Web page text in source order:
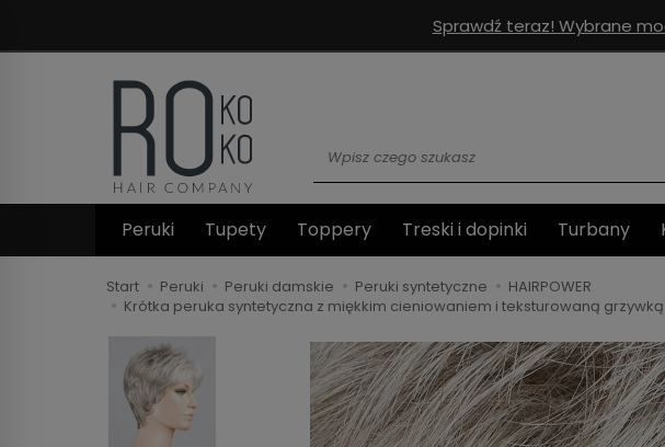
Sprawdź teraz! Wybrane
Peruki Tupety Toppery Treski i dopinki Turbany
Start Peruki Peruki damskie Peruki syntetyczne
HAIRPOWER
Krótka peruka syntetyczna z miękkim cieniowaniem i teksturowaną